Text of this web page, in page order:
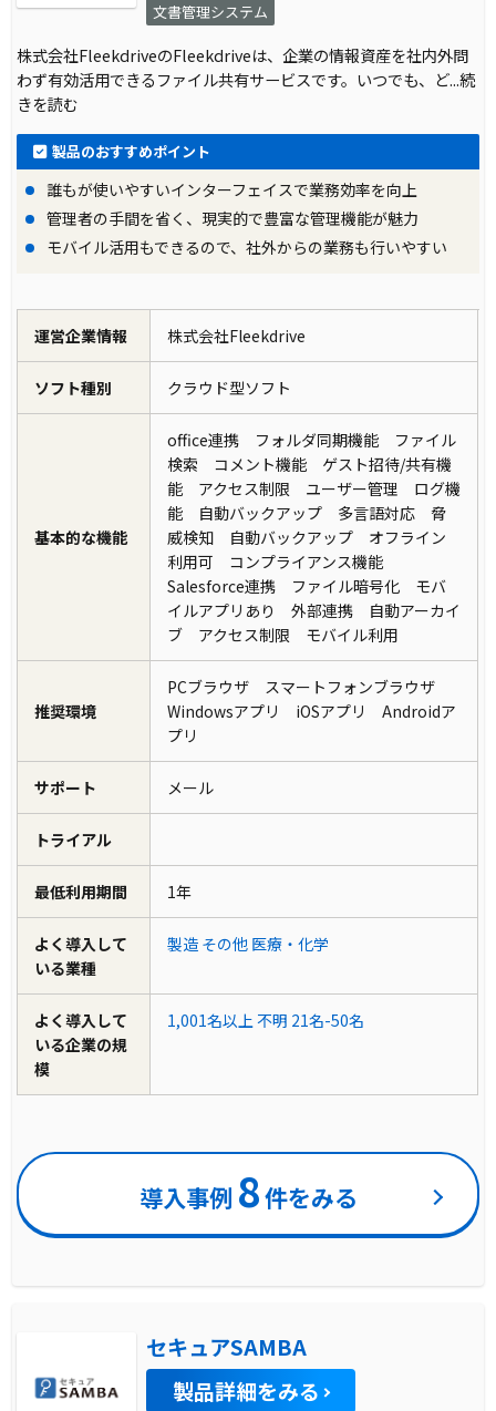
文書管理システム
株式会社FleekdriveのFleekdriveは、企業の情報資産を社内外問
わず有効活用できるファイル共有サービスです。いつでも、ど...続
きを読む
製品のおすすめポイント
誰もが使いやすいインターフェイスで業務効率を向上
管理者の手間を省く、現実的で豊富な管理機能が魅力
モバイル活用もできるので、社外からの業務も行いやすい
運営企業情報 株式会社Fleekdrive
ソフト種別 クラウド型ソフト
基本的な機能
office連携 フォルダ同期機能 ファイル
検索 コメント機能 ゲスト招待/共有機
能 アクセス制限 ユーザー管理 ログ機
能 自動バックアップ 多言語対応 脅
威検知 自動バックアップ オフライン
利用可 コンプライアンス機能
Salesforce連携 ファイル暗号化 モバ
イルアプリあり 外部連携 自動アーカイ
ブ アクセス制限 モバイル利用
推奨環境
PCブラウザ スマートフォンブラウザ
Windowsアプリ iOSアプリ Androidア
プリ
サポート メール
トライアル
最低利用期間 1年
よく導入して
いる業種
製造 その他 医療・化学
よく導入して
いる企業の規
模
1,001名以上不明 21名-50名
導入事例 8件をみる
セキュアSAMBA
製品詳細をみる